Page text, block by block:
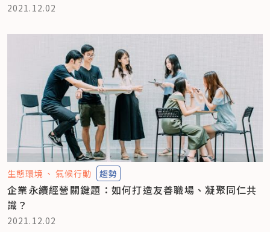
2021.12.02
生態環境 氣候行動 趨勢
企業永續經營關鍵題：如何打造友善職場、凝聚同仁共
識？
2021.12.02